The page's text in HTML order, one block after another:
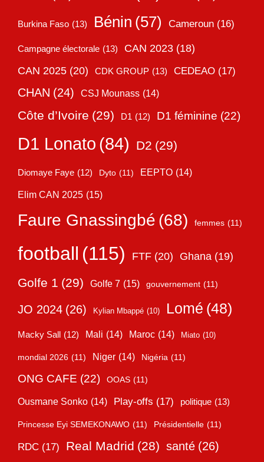
Burkina Faso (13) Bénin (57) Cameroun (16)
Campagne électorale (13) CAN 2023 (18)
CAN 2025 (20) CDK GROUP (13) CEDEAO (17)
CHAN (24) CSJ Mounass (14)
Côte d’Ivoire (29) D1 (12) D1 féminine (22)
D1 Lonato (84) D2 (29)
Diomaye Faye (12) Dyto (11) EEPTO (14)
Elim CAN 2025 (15)
Faure Gnassingbé (68) femmes (11)
football (115) FTF (20) Ghana (19)
Golfe 1 (29) Golfe 7 (15) gouvernement (11)
JO 2024 (26) Kylian Mbappé (10) Lomé (48)
Macky Sall (12) Mali (14) Maroc (14) Miato (10)
mondial 2026 (11) Niger (14) Nigéria (11)
ONG CAFE (22) OOAS (11)
Ousmane Sonko (14) Play-offs (17) politique (13)
Princesse Eyi SEMEKONAWO (11) Présidentielle (11)
RDC (17) Real Madrid (28) santé (26)